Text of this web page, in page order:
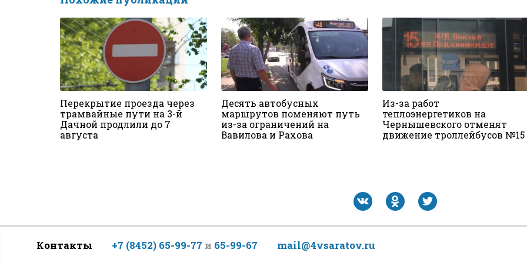
Перекрытие проезда через
трамвайные пути на 3-й
Дачной продлили до 7
августа
Десять автобусных
маршрутов поменяют путь
из-за ограничений на
Вавилова и Рахова
Из-за работ
теплоэнергетиков на
Чернышевского отменят
движение троллейбусов №15
Контакты +7 (8452) 65-99-77 и 65-99-67 mail@4vsaratov.ru